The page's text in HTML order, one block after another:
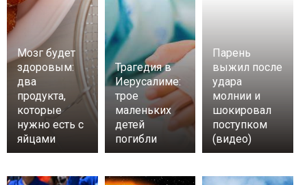
Мозг будет
здоровым:
два
продукта,
которые
нужно есть с
яйцами
Трагедия в
Иерусалиме:
трое
маленьких
детей
погибли
Парень
выжил после
удара
молнии и
шокировал
поступком
(видео)